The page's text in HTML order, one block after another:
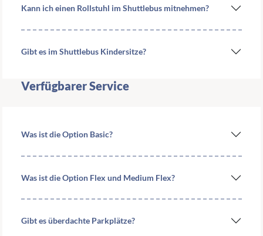
Kann ich einen Rollstuhl im Shuttlebus mitnehmen?
Gibt es im Shuttlebus Kindersitze?
Verfügbarer Service
Was ist die Option Basic?
Was ist die Option Flex und Medium Flex?
Gibt es überdachte Parkplätze?